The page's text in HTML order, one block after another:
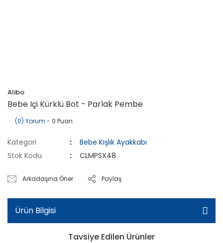
Alibo
Bebe Içi Kürklü Bot - Parlak Pembe
(0) Yorum - 0 Puan
Kategori
Bebe Kışlık Ayakkabı
Stok Kodu
CLMPSX48
Arkadaşına Öner Paylaş
Ürün Bilgisi
Tavsiye Edilen Ürünler